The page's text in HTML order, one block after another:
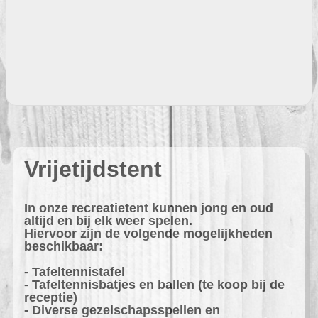
Vrijetijdstent
In onze recreatietent kunnen jong en oud
altijd en bij elk weer spelen.
Hiervoor zijn de volgende mogelijkheden
beschikbaar:
- Tafeltennistafel
- Tafeltennisbatjes en ballen (te koop bij de
receptie)
- Diverse gezelschapsspellen en